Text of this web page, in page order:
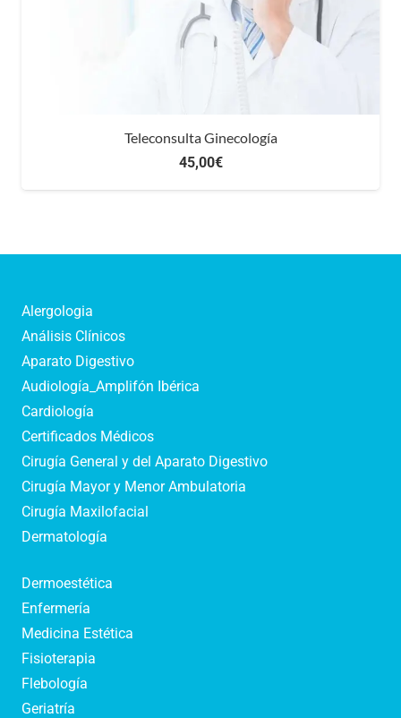
Teleconsulta Ginecología
45,00€
Alergologia
Análisis Clínicos
Aparato Digestivo
Audiología_Amplifón Ibérica
Cardiología
Certificados Médicos
Cirugía General y del Aparato Digestivo
Cirugía Mayor y Menor Ambulatoria
Cirugía Maxilofacial
Dermatología
Dermoestética
Enfermería
Medicina Estética
Fisioterapia
Flebología
Geriatría